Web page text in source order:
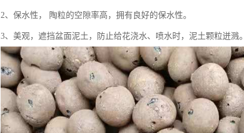
2、保水性， 陶粒的空隙率高，拥有良好的保水性。
3、美观，遮挡盆面泥土，防止给花浇水、喷水时，泥土颗粒迸溅。